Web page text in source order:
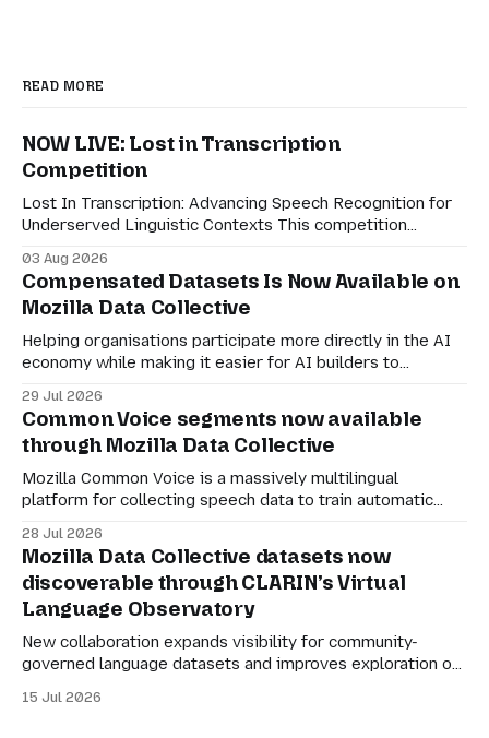
READ MORE
NOW LIVE: Lost in Transcription
Competition
Lost In Transcription: Advancing Speech Recognition for
Underserved Linguistic Contexts This competition
in Indonesian-Javanese, Nahuatl-Spanish, and Spanish-
English. For speech technologies to truly have an impact
on the world, they must adapt to how people actually
communicate in digitally-mediated settings.
03 Aug 2026
Compensated Datasets Is Now Available on
Mozilla Data Collective
Helping organisations participate more directly in the AI
economy while making it easier for AI builders to
we shared a preview of Compensated Datasets and our
vision for creating more transparent ways for
organisations to participate in the AI economy while
retaining agency
29 Jul 2026
Common Voice segments now available
through Mozilla Data Collective
Mozilla Common Voice is a massively multilingual
platform for collecting speech data to train automatic
language technology understand everyone’s mother
tongue. But for datasets to be genuinely useful, they also
need to be manageable. Many of the larger Common
Voice
28 Jul 2026
Mozilla Data Collective datasets now
discoverable through CLARIN’s Virtual
Language Observatory
New collaboration expands visibility for community-
governed language datasets and improves exploration of
Collective datasets are now discoverable through
15 Jul 2026